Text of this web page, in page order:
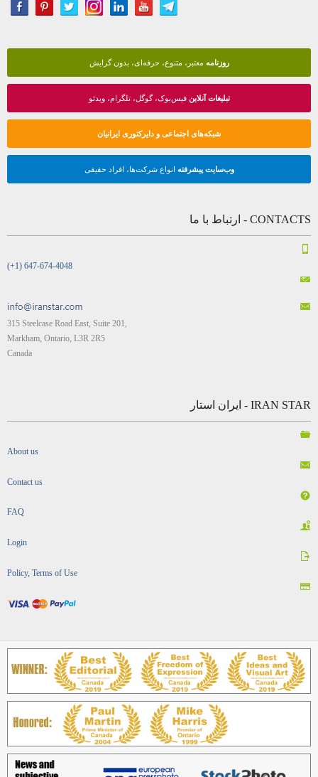
روزنامه معتبر، متنوع، حرفه‌ای، بدون گرایش
تبلیغات آنلاینفیس‌بوک، گوگل، تلگرام، ویدئو
شبکه‌های اجتماعی و دایرکتوری ایرانیان
وب‌سایت پیشرفته انواع شرکت‌ها، افراد حقیقی
CONTACTS - ارتباط با ما
(+1) 647-674-4048
315 Steelcase Road East, Suite 201,
Markham, Ontario, L3R 2R5
Canada
IRAN STAR - ایران استار
About us
Contact us
FAQ
Login
Policy, Terms of Use